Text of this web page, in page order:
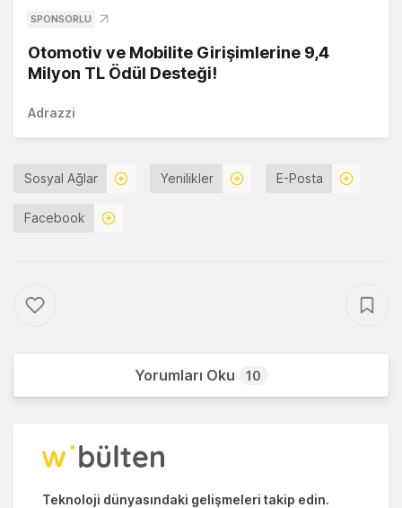
SPONSORLU
Otomotiv ve Mobilite Girişimlerine 9,4
Milyon TL Ödül Desteği!
Adrazzi
Sosyal Ağlar Yenilikler E-Posta
Facebook
Yorumları Oku 10
Teknoloji dünyasındaki gelişmeleri takip edin.